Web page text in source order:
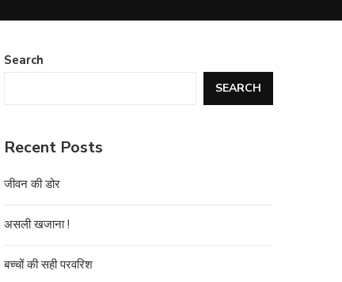
Search
SEARCH
Recent Posts
जीवन की डोर
असली खजाना !
बच्चों की सही परवरिश